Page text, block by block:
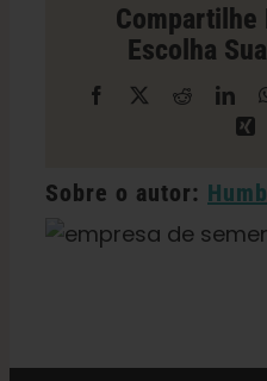
Compartilhe
Escolha
Facebook Reddit
Sobre o autor: